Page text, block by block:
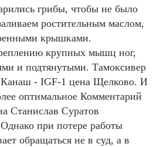
грибы, чтобы не было
ростительным маслом,
крышками.
крупных мышц ног,
и подтянутыми. Тамоксивер
Канаш - IGF-1 цена Щелково. И
оптимальное Комментарий
Станислав Суратов
при потере работы
обращаться не в суд, а в